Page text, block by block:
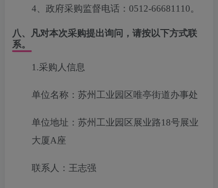
4、政府采购监督电话： 0512-66681110。
八、凡对本次采购提出询问，请按以下方式联
系。
1.采购人信息
单位名称：苏州工业园区唯亭街道办事处
单位地址：苏州工业园区展业路18号展业
大厦A座
联系人：王志强